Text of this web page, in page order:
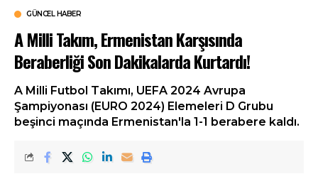
GÜNCEL HABER
A Milli Takım, Ermenistan Karşısında
Beraberliği Son Dakikalarda Kurtardı!
A Milli Futbol Takımı, UEFA 2024 Avrupa
Şampiyonası (EURO 2024) Elemeleri D Grubu
beşinci maçında Ermenistan'la 1-1 berabere kaldı.